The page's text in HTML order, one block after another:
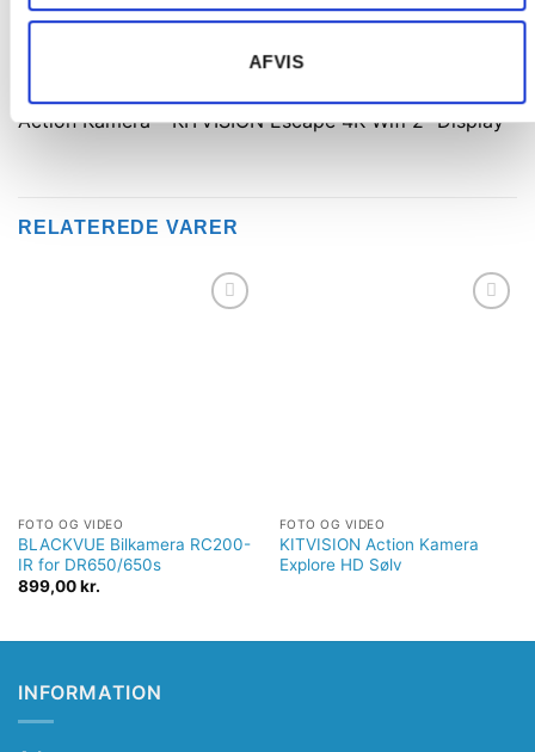
AFVIS
BESKRIVELSE
Action Kamera – KITVISION Escape 4K Wifi 2″ Display
RELATEREDE VARER
FOTO OG VIDEO
BLACKVUE Bilkamera RC200-
IR for DR650/650s
899,00kr.
FOTO OG VIDEO
KITVISION Action Kamera
Explore HD Sølv
INFORMATION